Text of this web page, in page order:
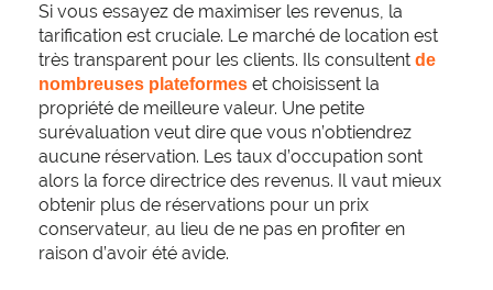
Si vous essayez de maximiser les revenus, la
tarification est cruciale. Le marché de location est
très transparent pour les clients. Ils consultent de
nombreuses plateformes et choisissent la
propriété de meilleure valeur. Une petite
surévaluation veut dire que vous n’obtiendrez
aucune réservation. Les taux d’occupation sont
alors la force directrice des revenus. Il vaut mieux
obtenir plus de réservations pour un prix
conservateur, au lieu de ne pas en profiter en
raison d’avoir été avide.